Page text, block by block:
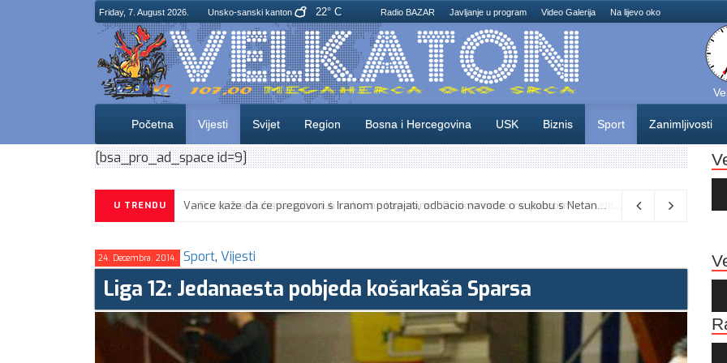
Friday, 7. August 2026. Unsko-sanski kanton 22° C Radio BAZAR Javljanje u program Video Galerija Na lijevo oko
Početna Vijesti Svijet Region Bosna i Hercegovina USK Biznis Sport Zanimljivosti
[bsa_pro_ad_space id=9]
U TRENDU Vance kaže da će pregovori s Iranom potrajati, odbacio navode o sukobu s Netanyahuom 06/08/2026
24. Decembra. 2014. Sport, Vijesti
Liga 12: Jedanaesta pobjeda košarkaša Sparsa